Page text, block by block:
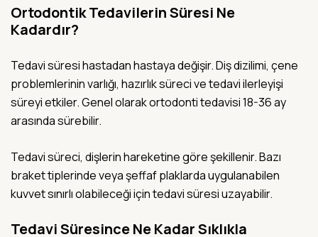
Ortodontik Tedavilerin Süresi Ne
Kadardır?
Tedavi süresi hastadan hastaya değişir. Diş dizilimi, çene
problemlerinin varlığı, hazırlık süreci ve tedavi ilerleyişi
süreyi etkiler. Genel olarak ortodonti tedavisi 18-36 ay
arasında sürebilir.
Tedavi süreci, dişlerin hareketine göre şekillenir. Bazı
braket tiplerinde veya şeffaf plaklarda uygulanabilen
kuvvet sınırlı olabileceği için tedavi süresi uzayabilir.
Tedavi Süresince Ne Kadar Sıklıkla